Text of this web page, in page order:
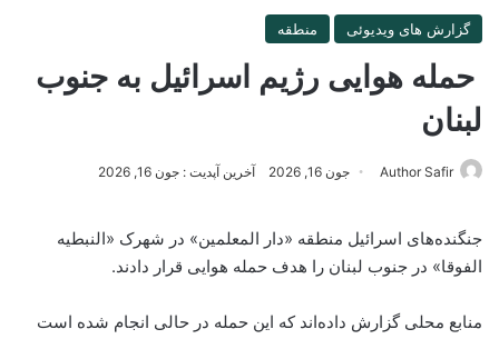
گزارش های ویدیوئی منطقه
حمله هوایی رژیم اسرائیل به جنوب
لبنان
Author Safir جون 16, 2026 آخرین آپدیت : جون 16, 2026
جنگنده‌های اسرائیل منطقه «دار المعلمین» در شهرک «النبطیه
الفوقا» در جنوب لبنان را هدف حمله هوایی قرار دادند.
منابع محلی گزارش داده‌اند که این حمله در حالی انجام شده است